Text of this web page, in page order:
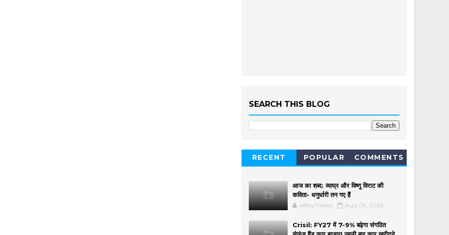
SEARCH THIS BLOG
RECENT POPULAR COMMENTS
आज का शब्द: व्याघ्र और विष्णु विराट की
कविता- धनुर्धारी तन गए हैं
48by7news Aug 05, 2026
Crisil: FY27 में 7-9% बढ़ेगा संगठित